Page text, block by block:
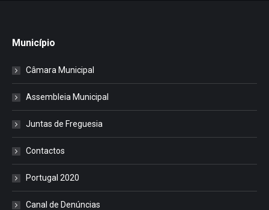
Município
Câmara Municipal
Assembleia Municipal
Juntas de Freguesia
Contactos
Portugal 2020
Canal de Denúncias